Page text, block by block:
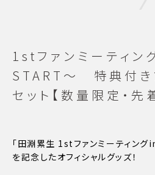
1stファンミーティ
START〜 特典付き
セット【数量限定・先
「田淵累生 1stファンミーティン
を記念したオフィシャルグッズ！